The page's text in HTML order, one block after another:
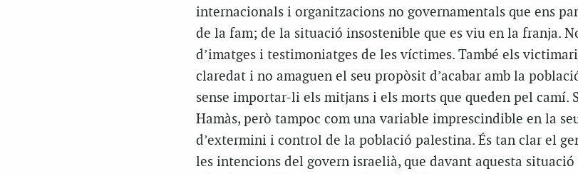
internacionals i organitzacions no governamentals que ens
de la fam; de la situació insostenible que es viu en la franja.
d’imatges i testimoniatges de les víctimes. També els
claredat i no amaguen el seu propòsit d’acabar amb la
sense importar-li els mitjans i els morts que queden pel camí.
Hamàs, però tampoc com una variable imprescindible en la
d’extermini i control de la població palestina. És tan clar el
les intencions del govern israelià, que davant aquesta situació